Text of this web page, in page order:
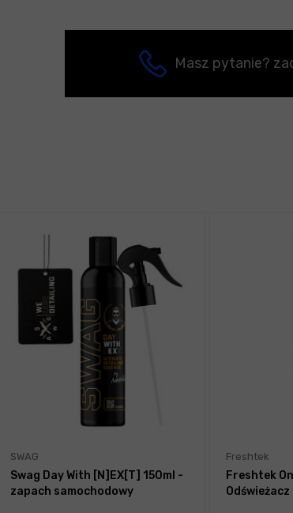
Masz pytanie?
SWAG
Swag Day With [N]EX[T] 150ml -
zapach samochodowy
Freshtek
Freshtek